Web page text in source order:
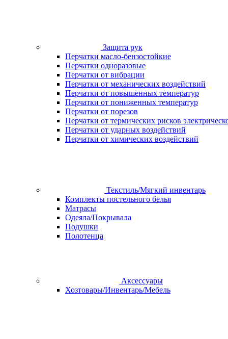
Защита рук
Перчатки масло-бензостойкие
Перчатки одноразовые
Перчатки от вибрации
Перчатки от механических воздействий
Перчатки от повышенных температур
Перчатки от пониженных температур
Перчатки от порезов
Перчатки от термических рисков
Перчатки от ударных воздействий
Перчатки от химических воздействий
Текстиль/Мягкий инвентарь
Комплекты постельного белья
Матрасы
Одеяла/Покрывала
Подушки
Полотенца
Аксессуары
Хозтовары/Инвентарь/Мебель